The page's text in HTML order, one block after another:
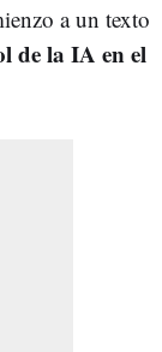
a un texto
de la IA en el